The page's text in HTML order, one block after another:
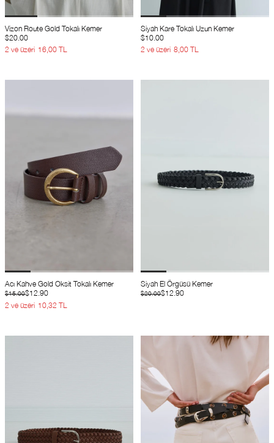
Vizon Route Gold Tokalı Kemer
$20.00
2 ve üzeri 16,00 TL
Siyah Kare Tokalı Uzun Kemer
$10.00
2 ve üzeri 8,00 TL
Acı Kahve Gold Oksit Tokalı Kemer
$12.90
$15.00
2 ve üzeri 10,32 TL
Siyah El Örgüsü Kemer
$12.90
$20.00